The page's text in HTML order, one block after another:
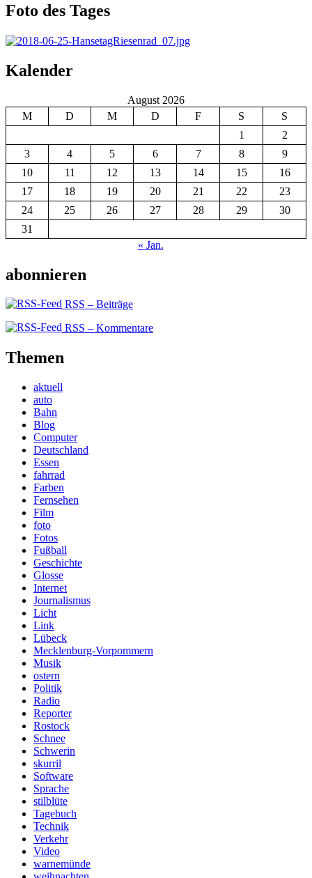
Foto des Tages
Kalender
August 2026
M
D M D F S
S
1
2
3
4 5 6 7 8
9
10
11 12 13 14 15
16
17
18 19 20 21 22
23
24
25 26 27 28 29
30
31
« Jan.
abonnieren
RSS – Beiträge
RSS – Kommentare
Themen
aktuell
auto
Bahn
Blog
Computer
Deutschland
Essen
fahrrad
Farben
Fernsehen
Film
foto
Fotos
Fußball
Geschichte
Glosse
Internet
Journalismus
Licht
Link
Lübeck
Mecklenburg-Vorpommern
Musik
ostern
Politik
Radio
Reporter
Rostock
Schnee
Schwerin
skurril
Software
Sprache
stilblüte
Tagebuch
Technik
Verkehr
Video
warnemünde